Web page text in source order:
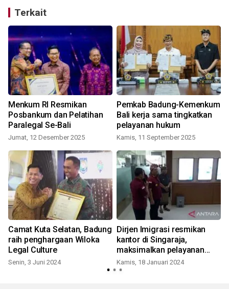
Terkait
Menkum RI Resmikan
Posbankum dan Pelatihan
Paralegal Se-Bali
Jumat, 12 Desember 2025
Pemkab Badung-Kemenkum
Bali kerja sama tingkatkan
pelayanan hukum
Kamis, 11 September 2025
Camat Kuta Selatan, Badung
raih penghargaan Wiloka
Legal Culture
Senin, 3 Juni 2024
Dirjen Imigrasi resmikan
kantor di Singaraja,
maksimalkan pelayanan
WNA
Kamis, 18 Januari 2024